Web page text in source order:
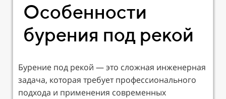
Особенности
бурения под рекой
Бурение под рекой — это сложная инженерная
задача, которая требует профессионального
подхода и применения современных